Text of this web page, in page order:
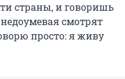
страны, и говоришь
смотрят
просто: я живу